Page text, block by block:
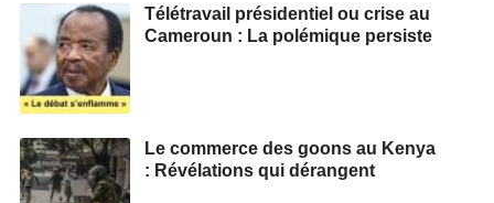
Télétravail présidentiel ou crise au
Cameroun : La polémique persiste
Le commerce des goons au Kenya
: Révélations qui dérangent